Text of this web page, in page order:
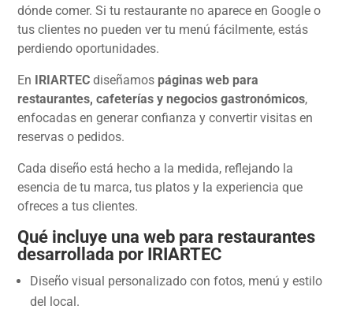
dónde comer. Si tu restaurante no aparece en Google o
tus clientes no pueden ver tu menú fácilmente, estás
perdiendo oportunidades.
En IRIARTEC diseñamos páginas web para
restaurantes, cafeterías y negocios gastronómicos,
enfocadas en generar confianza y convertir visitas en
reservas o pedidos.
Cada diseño está hecho a la medida, reflejando la
esencia de tu marca, tus platos y la experiencia que
ofreces a tus clientes.
Qué incluye una web para restaurantes
desarrollada por IRIARTEC
Diseño visual personalizado con fotos, menú y estilo
del local.